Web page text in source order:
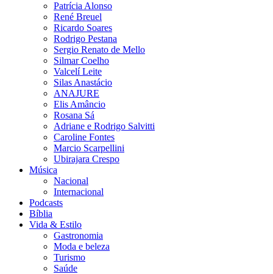
Patrícia Alonso
René Breuel
Ricardo Soares
Rodrigo Pestana
Sergio Renato de Mello
Silmar Coelho
Valcelí Leite
Silas Anastácio
ANAJURE
Elis Amâncio
Rosana Sá
Adriane e Rodrigo Salvitti
Caroline Fontes
Marcio Scarpellini
Ubirajara Crespo
Música
Nacional
Internacional
Podcasts
Bíblia
Vida & Estilo
Gastronomia
Moda e beleza
Turismo
Saúde